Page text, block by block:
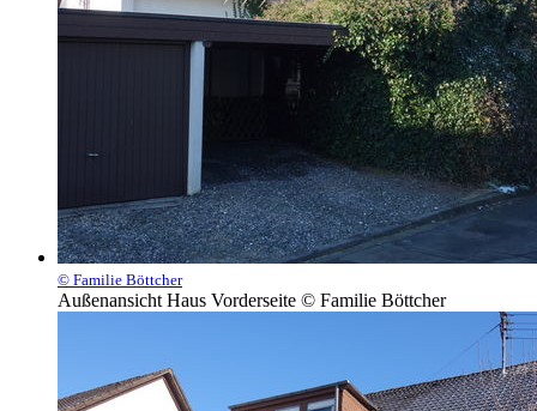
© Familie Böttcher
Außenansicht Haus Vorderseite © Familie Böttcher